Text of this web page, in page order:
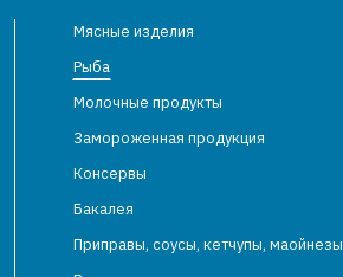
Мясные изделия
Рыба
Молочные продукты
Замороженная продукция
Консервы
Бакалея
Приправы, соусы, кетчупы, маойнезы